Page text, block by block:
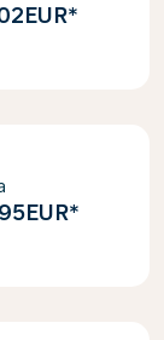
*
*